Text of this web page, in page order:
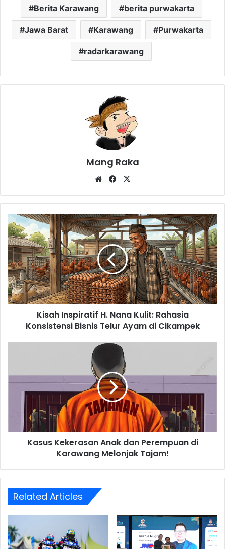
Berita Karawang berita purwakarta
Jawa Barat Karawang Purwakarta
radarkarawang
Mang Raka
WebsiteFacebook
Kisah
Inspiratif
H.
Nana
Kulit:
Rahasia
Konsistensi
Bisnis
Telur
Kisah Inspiratif H. Nana Kulit: Rahasia
Konsistensi Bisnis Telur Ayam di Cikampek
dan
Karawang
Melonjak
Tajam!
Kasus Kekerasan Anak dan Perempuan di
Karawang Melonjak Tajam!
Related Articles